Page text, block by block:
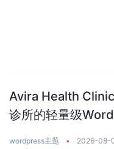
Avira Health
诊所的轻量级
wordpress主题 • 2026-08-